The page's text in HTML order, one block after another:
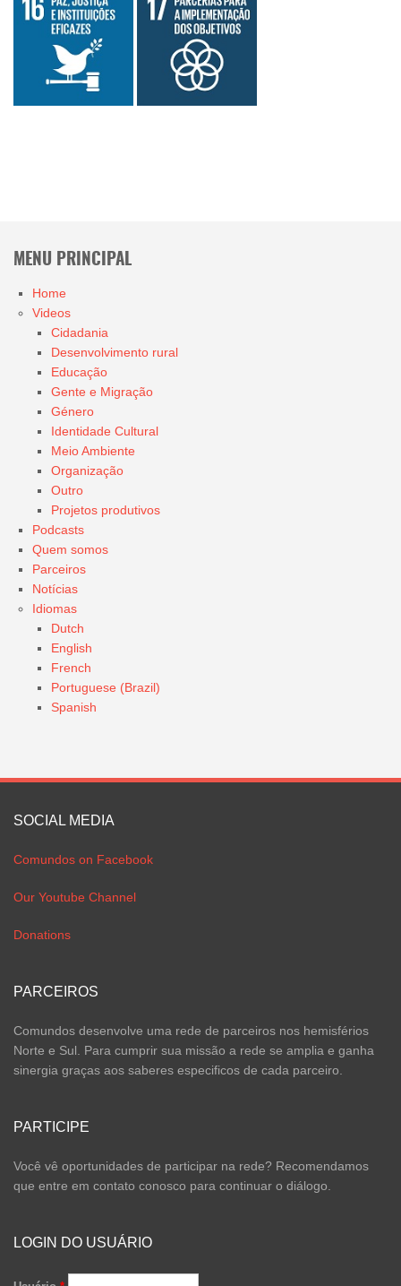
MENU PRINCIPAL
Home
Videos
Cidadania
Desenvolvimento rural
Educação
Gente e Migração
Género
Identidade Cultural
Meio Ambiente
Organização
Outro
Projetos produtivos
Podcasts
Quem somos
Parceiros
Notícias
Idiomas
Dutch
English
French
Portuguese (Brazil)
Spanish
SOCIAL MEDIA
Comundos on Facebook
Our Youtube Channel
Donations
PARCEIROS
Comundos desenvolve uma rede de parceiros nos hemisférios
Norte e Sul. Para cumprir sua missão a rede se amplia e ganha
sinergia graças aos saberes especificos de cada parceiro.
PARTICIPE
Você vê oportunidades de participar na rede? Recomendamos
que entre em contato conosco para continuar o diálogo.
LOGIN DO USUÁRIO